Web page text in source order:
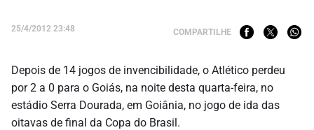
25/4/2012 23:48 COMPARTILHE
Depois de 14 jogos de invencibilidade, o Atlético perdeu
por 2 a 0 para o Goiás, na noite desta quarta-feira, no
estádio Serra Dourada, em Goiânia, no jogo de ida das
oitavas de final da Copa do Brasil.